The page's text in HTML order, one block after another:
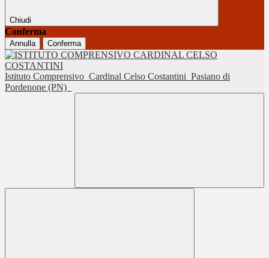
Chiudi
Conferma
Annulla Conferma
Istituto Comprensivo Cardinal Celso Costantini Pasiano di
Pordenone (PN)